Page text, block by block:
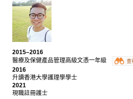
2015–2016
醫療及保健產品管理高級文憑一年級
查
2016
升讀香港大學護理學學士
2021
現職註冊護士